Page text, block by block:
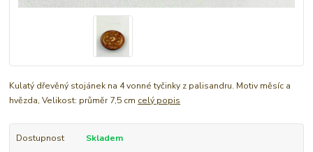
Kulatý dřevěný stojánek na 4 vonné tyčinky z palisandru. Motiv měsíc a
hvězda, Velikost: průměr 7,5 cm celý popis
Dostupnost Skladem